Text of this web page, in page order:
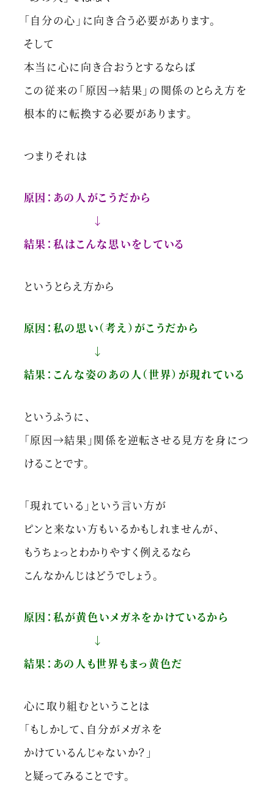
「自分の心」に向き合う必要があります。
そして
本当に心に向き合おうとするならば
この従来の「原因→結果」の関係のとらえ方を
根本的に転換する必要があります。
つまりそれは
原因：あの人がこうだから
↓
結果：私はこんな思いをしている
というとらえ方から
原因：私の思い（考え）がこうだから
↓
結果：こんな姿のあの人（世界）が現れている
というふうに、
「原因→結果」関係を逆転させる見方を身につ
けることです。
「現れている」という言い方が
ピンと来ない方もいるかもしれませんが、
もうちょっとわかりやすく例えるなら
こんなかんじはどうでしょう。
原因：私が黄色いメガネをかけているから
↓
結果：あの人も世界もまっ黄色だ
心に取り組むということは
「もしかして、自分がメガネを
かけているんじゃないか？」
と疑ってみることです。